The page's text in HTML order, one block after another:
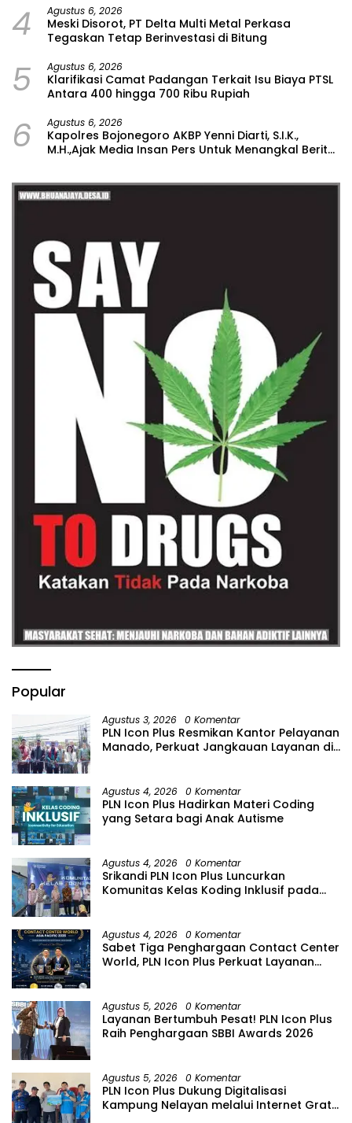
4 Agustus 6, 2026
Meski Disorot, PT Delta Multi Metal Perkasa
Tegaskan Tetap Berinvestasi di Bitung
5 Agustus 6, 2026
Klarifikasi Camat Padangan Terkait Isu Biaya PTSL
Antara 400 hingga 700 Ribu Rupiah
6 Agustus 6, 2026
Kapolres Bojonegoro AKBP Yenni Diarti, S.I.K.,
M.H.,Ajak Media Insan Pers Untuk Menangkal Berita
Popular
Agustus 3, 2026 0 Komentar
PLN Icon Plus Resmikan Kantor Pelayanan
Manado, Perkuat Jangkauan Layanan di
Agustus 4, 2026 0 Komentar
PLN Icon Plus Hadirkan Materi Coding
yang Setara bagi Anak Autisme
Agustus 4, 2026 0 Komentar
Srikandi PLN Icon Plus Luncurkan
Komunitas Kelas Koding Inklusif pada
Agustus 4, 2026 0 Komentar
Sabet Tiga Penghargaan Contact Center
World, PLN Icon Plus Perkuat Layanan
Agustus 5, 2026 0 Komentar
Layanan Bertumbuh Pesat! PLN Icon Plus
Raih Penghargaan SBBI Awards 2026
Agustus 5, 2026 0 Komentar
PLN Icon Plus Dukung Digitalisasi
Kampung Nelayan melalui Internet Gratis